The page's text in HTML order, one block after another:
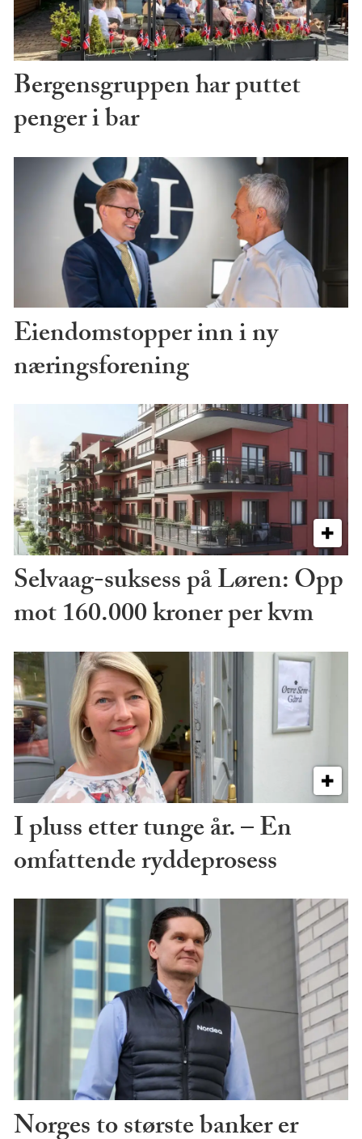
Bergensgruppen har puttet
penger i bar
Eiendomstopper inn i ny
næringsforening
Selvaag-suksess på Løren: Opp
mot 160.000 kroner per kvm
I pluss etter tunge år. – En
omfattende ryddeprosess
Norges to største banker er